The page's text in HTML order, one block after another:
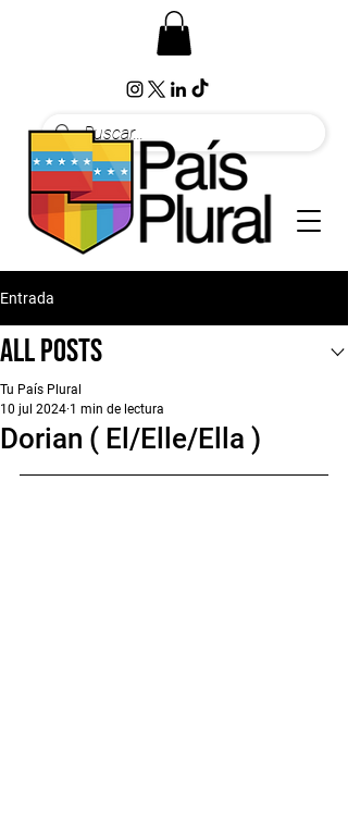
Entrada
All Posts
Dorian ( El/Elle/Ella )
Tu País Plural
10 jul 2024 1 min de lectura